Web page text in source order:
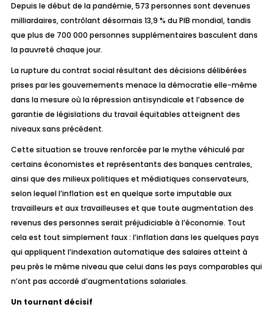
Depuis le début de la pandémie,573 personnes sont devenues
milliardaires, contrôlant désormais 13,9 % du PIB mondial, tandis
que plus de 700 000 personnes supplémentaires basculent dans
la pauvreté chaque jour.
La rupture du contrat social résultant des décisions délibérées
prises par les gouvernements menace la démocratie elle-même
dans la mesure où la répression antisyndicale et l’absence de
garantie de législations du travail équitables atteignent des
niveaux sans précédent.
Cette situation se trouve renforcée par le mythe véhiculé par
certains économistes et représentants des banques centrales,
ainsi que des milieux politiques et médiatiques conservateurs,
selon lequel l’inflation est en quelque sorte imputable aux
travailleurs et aux travailleuses et que toute augmentation des
revenus des personnes serait préjudiciable à l’économie. Tout
cela est tout simplement faux : l’inflation dans les quelques pays
qui appliquent l’indexation automatique des salaires atteint à
peu près le même niveau que celui dans les pays comparables qui
n’ont pas accordé d’augmentations salariales.
Un tournant décisif